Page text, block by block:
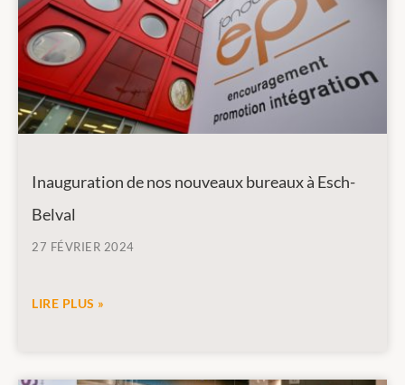
Inauguration de nos nouveaux bureaux à Esch-
Belval
27 FÉVRIER 2024
LIRE PLUS »